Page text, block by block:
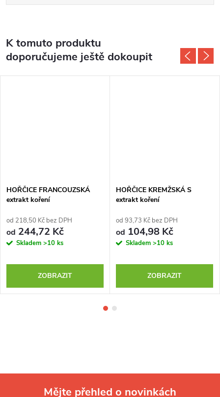
K tomuto produktu
doporučujeme ještě dokoupit
HOŘČICE FRANCOUZSKÁ
extrakt koření
od 218,50 Kč bez DPH
od 244,72 Kč
Skladem >10 ks
ZOBRAZIT
HOŘČICE KREMŽSKÁ S
extrakt koření
od 93,73 Kč bez DPH
od 104,98 Kč
Skladem >10 ks
ZOBRAZIT
Mějte přehled o novinkách